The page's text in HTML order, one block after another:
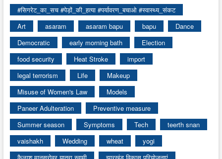
#सिगरेट_का_सच #पेड़ों_की_हत्या #पर्यावरण_बचाओ #स्वास्थ्य_संकट
Art
asaram asaram bapu bapu
Dance
Democratic
early morning bath
Election
food security
Heat Stroke
import
legal terrorism
Life
Makeup
Misuse of Women's Law
Models
Paneer Adulteration
Preventive measure
Summer season
Symptoms Tech
teerth snan
vaishakh
Wedding wheat
yogi